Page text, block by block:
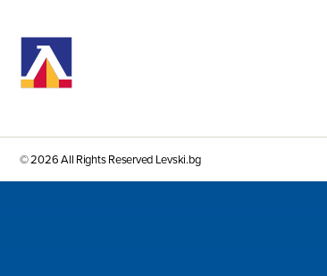
© 2026 All Rights Reserved Levski.bg